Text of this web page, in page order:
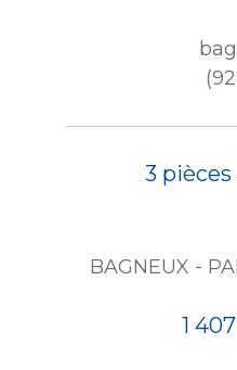
3 pièces
BAGNEUX -
1